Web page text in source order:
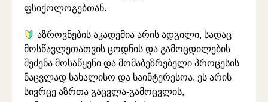
ფსიქოლოგებთან.
აზროვნების აკადემია არის ადგილი, სადაც
მოსწავლეთათვის ცოდნის და გამოცდილების
შეძენა მოსაწყენი და მომაბეზრებელი პროცესის
ნაცვლად სახალისო და საინტერესოა. ეს არის
სივრცე აზრთა გაცვლა-გამოცვლის,